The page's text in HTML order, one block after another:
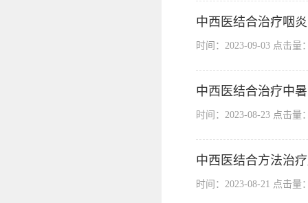
中西医结合治疗咽炎
时间：2023-09-03 点击量
中西医结合治疗中暑
时间：2023-08-23 点击量
中西医结合方法治
时间：2023-08-21 点击量